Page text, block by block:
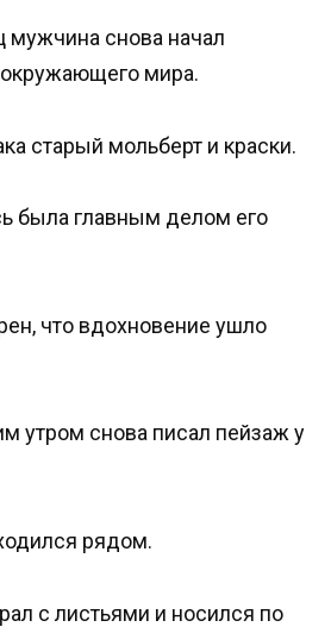
снова начал
окружающего мира.
старый мольберт и краски.
была главным делом его
что вдохновение ушло
утром снова писал пейзаж у
рядом.
с листьями и носился по